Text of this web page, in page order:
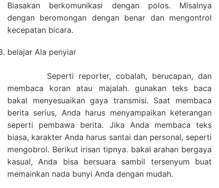
Biasakan berkomunikasi dengan polos. Misalnya
dengan beromongan dengan benar dan mengontrol
kecepatan bicara.
belajar Ala penyiar
Seperti reporter, cobalah, berucapan, dan
membaca koran atau majalah. gunakan teks baca
bakal menyesuaikan gaya transmisi. Saat membaca
berita serius, Anda harus menyampaikan keterangan
seperti pembawa berita. Jika Anda membaca teks
biasa, karakter Anda harus santai dan personal, seperti
mengobrol. Berikut irisan tipnya. bakal arahan bergaya
kasual, Anda bisa bersuara sambil tersenyum buat
memainkan nada bunyi Anda dengan mudah.